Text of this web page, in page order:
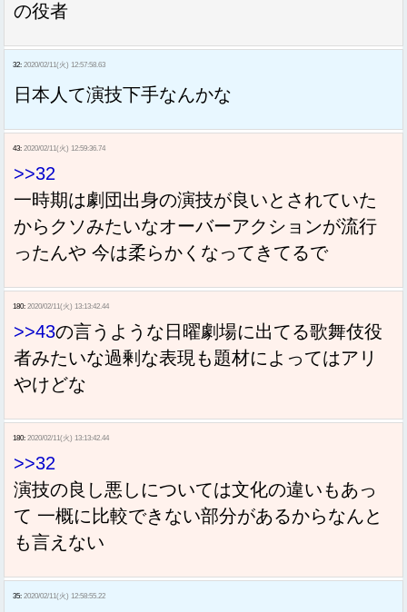
の役者
32: 2020/02/11(火) 12:57:58.63
日本人て演技下手なんかな
43: 2020/02/11(火) 12:59:36.74
>>32
一時期は劇団出身の演技が良いとされていた
からクソみたいなオーバーアクションが流行
ったんや 今は柔らかくなってきてるで
180: 2020/02/11(火) 13:13:42.44
>>43の言うような日曜劇場に出てる歌舞伎役
者みたいな過剰な表現も題材によってはアリ
やけどな
180: 2020/02/11(火) 13:13:42.44
>>32
演技の良し悪しについては文化の違いもあっ
て 一概に比較できない部分があるからなんと
も言えない
35: 2020/02/11(火) 12:58:55.22